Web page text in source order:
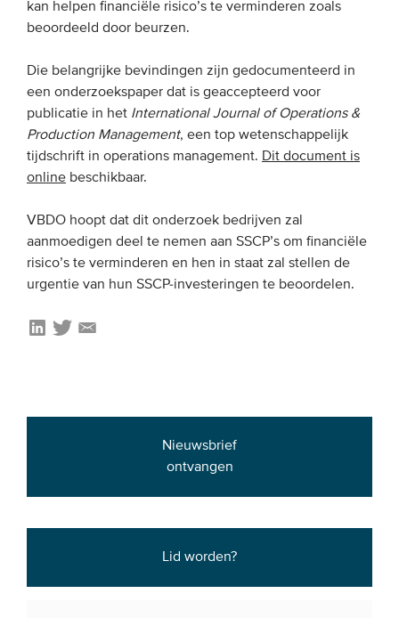
Podcasts
WIE WE ZIJN
Vereniging
Onze leden
Bestuur
Partners & netwerken
CONTACT
kan helpen financiële risico’s te verminderen zoals
beoordeeld door beurzen.
Die belangrijke bevindingen zijn gedocumenteerd in
een onderzoekspaper dat is geaccepteerd voor
publicatie in het International Journal of Operations &
Production Management, een top wetenschappelijk
tijdschrift in operations management. Dit document is
online beschikbaar.
VBDO hoopt dat dit onderzoek bedrijven zal
aanmoedigen deel te nemen aan SSCP’s om financiële
risico’s te verminderen en hen in staat zal stellen de
urgentie van hun SSCP-investeringen te beoordelen.
Nieuwsbrief
ontvangen
Lid worden?